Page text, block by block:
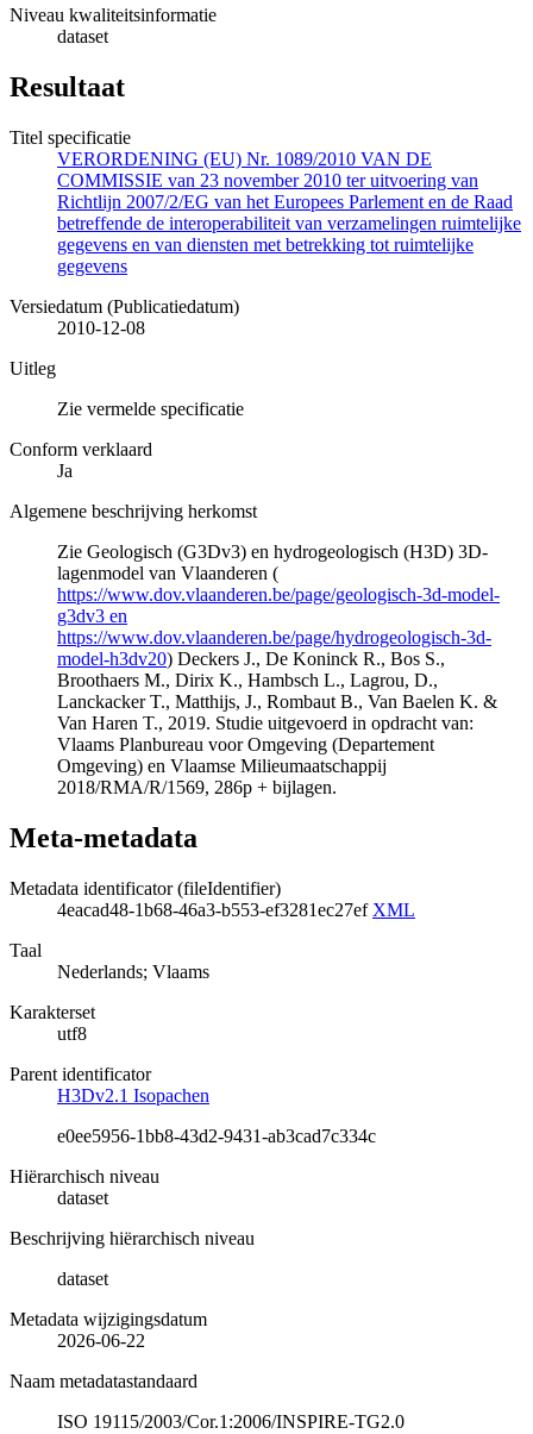
Niveau kwaliteitsinformatie
dataset
Resultaat
Titel specificatie
VERORDENING (EU) Nr. 1089/2010 VAN DE
COMMISSIE van 23 november 2010 ter uitvoering van
Richtlijn 2007/2/EG van het Europees Parlement en de Raad
betreffende de interoperabiliteit van verzamelingen ruimtelijke
gegevens en van diensten met betrekking tot ruimtelijke
gegevens
Versiedatum (Publicatiedatum)
2010-12-08
Uitleg
Zie vermelde specificatie
Conform verklaard
Ja
Algemene beschrijving herkomst
Zie Geologisch (G3Dv3) en hydrogeologisch (H3D) 3D-
lagenmodel van Vlaanderen (
https://www.dov.vlaanderen.be/page/geologisch-3d-model-
g3dv3 en
https://www.dov.vlaanderen.be/page/hydrogeologisch-3d-
model-h3dv20) Deckers J., De Koninck R., Bos S.,
Broothaers M., Dirix K., Hambsch L., Lagrou, D.,
Lanckacker T., Matthijs, J., Rombaut B., Van Baelen K. &
Van Haren T., 2019. Studie uitgevoerd in opdracht van:
Vlaams Planbureau voor Omgeving (Departement
Omgeving) en Vlaamse Milieumaatschappij
2018/RMA/R/1569, 286p + bijlagen.
Meta-metadata
Metadata identificator (fileIdentifier)
4eacad48-1b68-46a3-b553-ef3281ec27ef XML
Taal
Nederlands; Vlaams
Karakterset
utf8
Parent identificator
H3Dv2.1 Isopachen
e0ee5956-1bb8-43d2-9431-ab3cad7c334c
Hiërarchisch niveau
dataset
Beschrijving hiërarchisch niveau
dataset
Metadata wijzigingsdatum
2026-06-22
Naam metadatastandaard
ISO 19115/2003/Cor.1:2006/INSPIRE-TG2.0